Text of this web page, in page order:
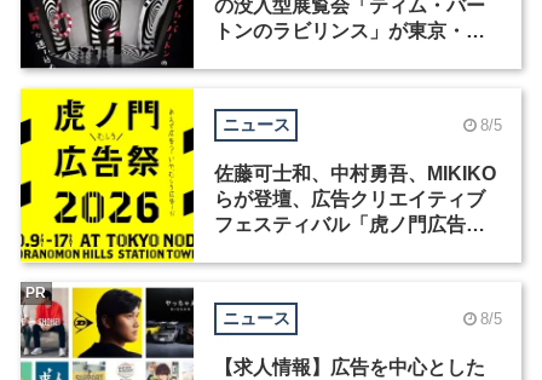
の没入型展覧会「ティム・バー
トンのラビリンス」が東京・豊
ニュース 8/5
佐藤可士和、中村勇吾、MIKIKO
らが登壇、広告クリエイティブ
フェスティバル「虎ノ門広告
ニュース 8/5
【求人情報】広告を中心とした
PR